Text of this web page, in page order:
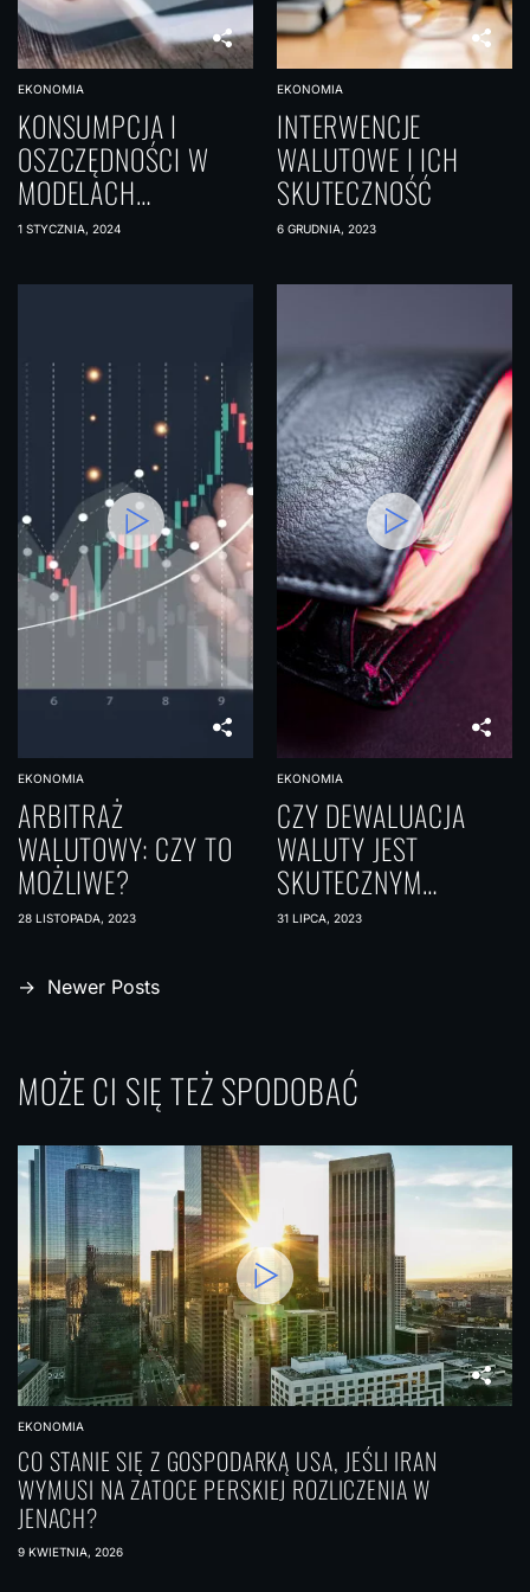
EKONOMIA
KONSUMPCJA I
OSZCZĘDNOŚCI W
MODELACH
MAKROEKONOMICZNY
1 STYCZNIA, 2024
EKONOMIA
INTERWENCJE
WALUTOWE I ICH
SKUTECZNOŚĆ
6 GRUDNIA, 2023
EKONOMIA
ARBITRAŻ
WALUTOWY: CZY TO
MOŻLIWE?
28 LISTOPADA, 2023
EKONOMIA
CZY DEWALUACJA
WALUTY JEST
SKUTECZNYM
SPOSOBEM NA
31 LIPCA, 2023
N
w
i
g
a
j
a
p
o
w
p
i
s
→ Newer Posts
MOŻE CI SIĘ TEŻ SPODOBAĆ
EKONOMIA
CO STANIE SIĘ Z GOSPODARKĄ USA, JEŚLI IRAN
WYMUSI NA ZATOCE PERSKIEJ ROZLICZENIA W
JENACH?
9 KWIETNIA, 2026